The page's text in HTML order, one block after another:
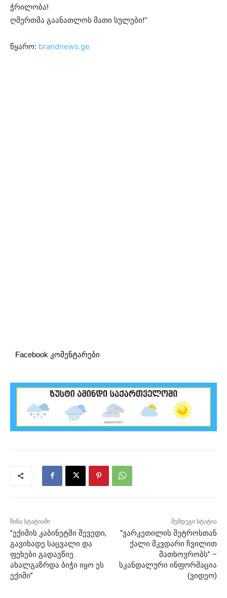
ჭრილობა!
ღმერთმა გაანათლოს მათი სულები!”
წყარო: brandnews.ge
Facebook კომენტარები
წინა სტატიაში
”ექიმის კაბინეტში შევედი,
გავიხადე საცვალი და
ფეხები გადავწიე.
ახალგაზრდა ბიჭი იყო ეს
ექიმი”
შემდეგი სტატია
“ვარკეთილის მეტროსთან
ქალი მკვდარი ჩვილით
მათხოვრობს” –
სკანდალური ინფორმაცია
(ვიდეო)